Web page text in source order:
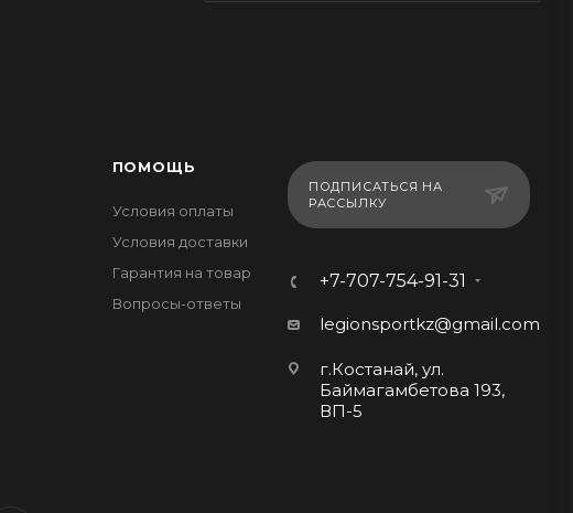
ПОМОЩЬ
Условия оплаты
Условия доставки
Гарантия на товар
Вопросы-ответы
ПОДПИСАТЬСЯ НА
РАССЫЛКУ
+7-707-754-91-31
legionsportkz@gmail.com
г.Костанай, ул.
Баймагамбетова 193,
ВП-5